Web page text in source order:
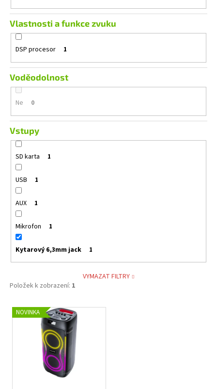
Vlastnosti a funkce zvuku
DSP procesor 1
Voděodolnost
Ne 0
Vstupy
SD karta 1
USB 1
AUX 1
Mikrofon 1
Kytarový 6,3mm jack 1
VYMAZAT FILTRY
Položek k zobrazení: 1
VNOVINKA